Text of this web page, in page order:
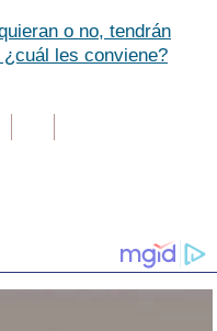
o no, tendrán
les conviene?